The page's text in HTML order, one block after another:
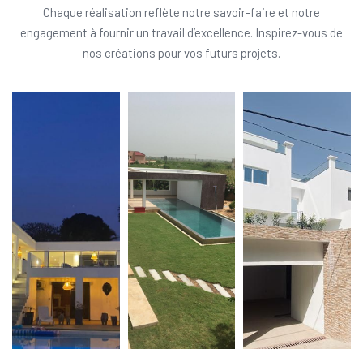
Chaque réalisation reflète notre savoir-faire et notre
engagement à fournir un travail d’excellence. Inspirez-vous de
nos créations pour vos futurs projets.